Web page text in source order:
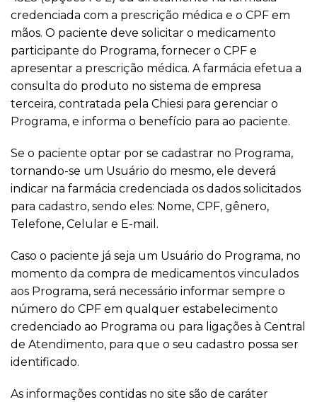
credenciada com a prescrição médica e o CPF em
mãos. O paciente deve solicitar o medicamento
participante do Programa, fornecer o CPF e
apresentar a prescrição médica. A farmácia efetua a
consulta do produto no sistema de empresa
terceira, contratada pela Chiesi para gerenciar o
Programa, e informa o benefício para ao paciente.
Se o paciente optar por se cadastrar no Programa,
tornando-se um Usuário do mesmo, ele deverá
indicar na farmácia credenciada os dados solicitados
para cadastro, sendo eles: Nome, CPF, gênero,
Telefone, Celular e E-mail.
Caso o paciente já seja um Usuário do Programa, no
momento da compra de medicamentos vinculados
aos Programa, será necessário informar sempre o
número do CPF em qualquer estabelecimento
credenciado ao Programa ou para ligações à Central
de Atendimento, para que o seu cadastro possa ser
identificado.
As informações contidas no site são de caráter